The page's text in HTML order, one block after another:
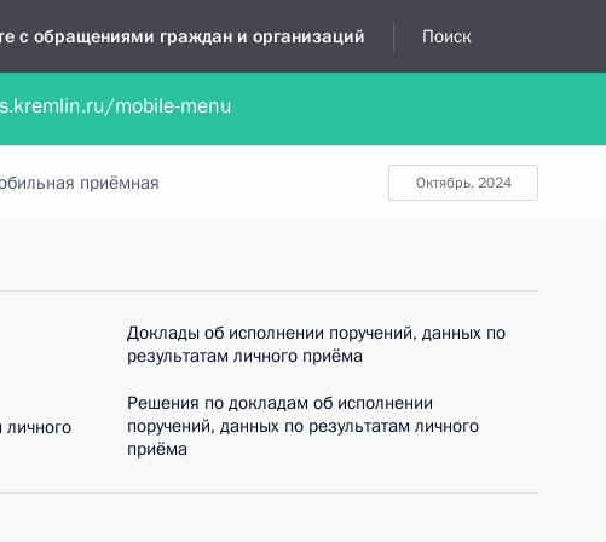
с обращениями граждан и организаций Поиск
Обратиться в устной форме
октябрь, 2024
приёмная
Доклады об исполнении поручений, данных по
результатам личного приёма
Решения по докладам об исполнении
поручений, данных по результатам личного
приёма
mobile-menu